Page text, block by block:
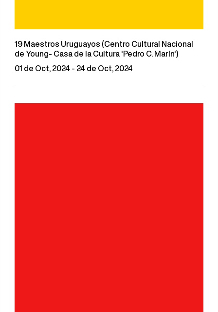
19 Maestros Uruguayos (Centro Cultural Nacional
de Young- Casa de la Cultura 'Pedro C. Marín')
01 de Oct, 2024 - 24 de Oct, 2024